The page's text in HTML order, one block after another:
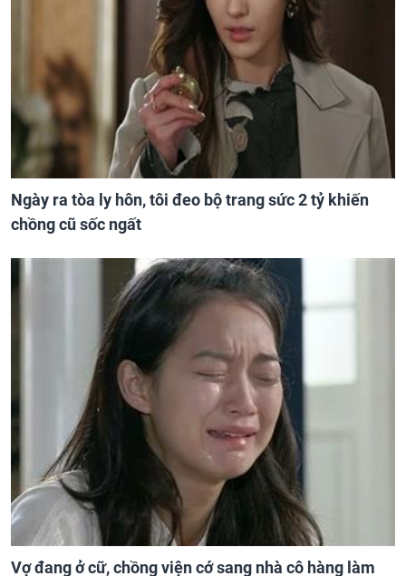
Ngày ra tòa ly hôn, tôi đeo bộ trang sức 2 tỷ khiến
chồng cũ sốc ngất
Vợ đang ở cữ, chồng viện cớ sang nhà cô hàng làm